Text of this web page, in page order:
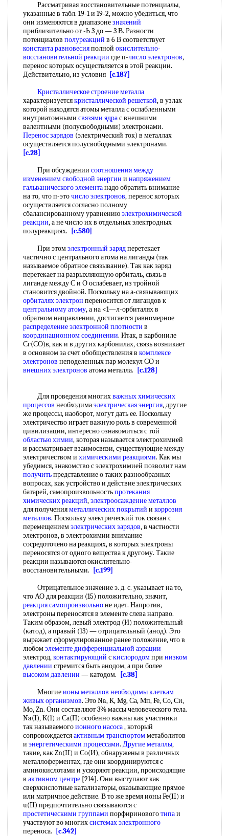
Рассматривая восстановительные потенциалы,
указанные в табл. 19-1 и 19-2, можно убедиться, что
они изменяются в диапазонезначений
приблизительно от -Ь 3 до — 3 В. Разности
потенциалов полуреакций в 6 В соответствует
константа равновесияполной окислительно-
восстановительной реакции где п-число электронов,
перенос которых осуществляется в этой реакции.
Действительно, из условия [c.187]
Кристаллическое строение металла
характеризуетсякристаллической решеткой, в узлах
которой находятся атомы металла с ослабленными
внутриатомными связями ядрас внешними
валентными (полусвободными) электронами.
Перенос зарядов (электрический ток) в металлах
осуществляется полусвободными электронами.
[c.28]
При обсуждении соотношения между
изменением свободной энергии и напряжением
гальванического элементанадо обратить внимание
на то, что п-эточисло электронов, перенос которых
осуществляется согласно полному
сбалансированному уравнениюэлектрохимической
реакции, а не число их в отдельных электродных
полуреакциях.
[c.580]
При этомэлектронный зарядперетекает
частично с центрального атома на лиганды (так
называемое обратное связывание). Так как заряд
перетекает на разрыхляющую орбиталь, связь в
лиганде между С и О ослабевает, из тройной
становится двойной. Поскольку на а-связывающих
орбиталях электрон переносится от лигандов к
центральному атому, а на <1—л-орбиталях в
обратном направлении, достигается равномерное
распределение электронной плотности в
координационном соединении. Итак, в карбониле
Сг(СО)в, как и в других карбонилах, связь возникает
в основном за счет обобществления в комплексе
электронов неподеленных пар молекул СО и
внешних электронов атома металла. [c.128]
Для проведения многихважных химических
процессов необходимаэлектрическая энергия, другие
же процессы, наоборот, могут дать ее. Поскольку
электричество играет важную роль в современной
цивилизации, интересно ознакомиться с той
областью химии, которая называется электрохимией
и рассматривает взаимосвязи, существующие между
электричеством и химическими реакциями. Как мы
убедимся, знакомство с электрохимией позволит нам
получитьпредставление о таких разнообразных
вопросах, как устройство и действие электрических
батарей, самопроизвольностьпротекания
химических реакций,электроосаждение металлов
для полученияметаллических покрытий и коррозия
металлов. Поскольку электрический ток связан с
перемещениемэлектрических зарядов, в частности
электронов, в электрохимии внимание
сосредоточено на реакциях, в которых электроны
переносятся от одного вещества к другому. Такие
реакции называются окислительно-
восстановительными.
[c.199]
Отрицательное значение э. д. с. указывает на то,
что АО для реакции (15) положительно, значит,
реакция самопроизвольноне идет. Напротив,
электроны переносятся в элементе слева направо.
Таким образом, левый электрод (И) положительный
(катод), а правый (13) — отрицательный (анод). Это
выражает сформулированное ранее положение, что в
любомэлементе дифференциальной аэрации
электрод,контактирующий скислородомпри низком
давлении стремится быть анодом, а при более
высоком давлении — катодом.
[c.38]
Многиеионы металлов необходимыклеткам
живых организмов. Это Na, К, Mg, Са, Мп, Fe, Со, Си,
Мо, Zn. Они составляют 3% массы человеческого тела.
Na(I), К(1) и Са(П) особенно важны как участники
так называемогоионного насоса, который
сопровождаетсяактивным транспортомметаболитов
и энергетическими процессами. Другие металлы,
такие, как Zn(II) и Со(И), обнаружены в различных
металлоферментах, где они координируются с
аминокислотами и ускоряют реакции, происходящие
в активном центре [214]. Они выступают как
сверхкислотные катализаторы, оказывающие прямое
или матричное действие. В то же время ионы Fe(II) и
u(II) предпочтительно связываются с
простетическими группами порфириновоготипаи
участвуют во многихсистемах электронного
переноса.
[c.342]